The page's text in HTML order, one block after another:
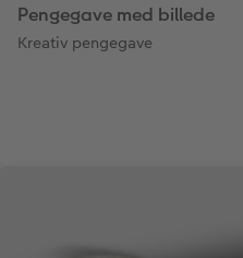
Pengegave med billede
Kreativ pengegave